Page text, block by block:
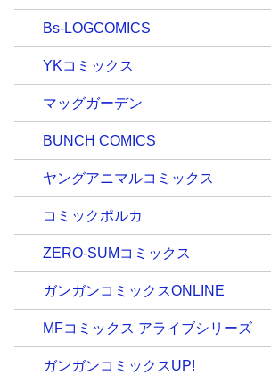
Bs-LOGCOMICS
YKコミックス
マッグガーデン
BUNCH COMICS
ヤングアニマルコミックス
コミックポルカ
ZERO-SUMコミックス
ガンガンコミックスONLINE
MFコミックス アライブシリーズ
ガンガンコミックスUP!